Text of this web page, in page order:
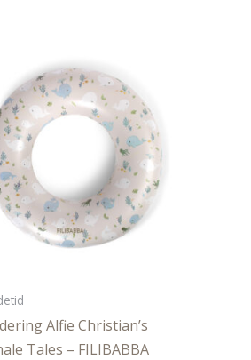
Alfie Christian’s
Tales – FILIBABBA